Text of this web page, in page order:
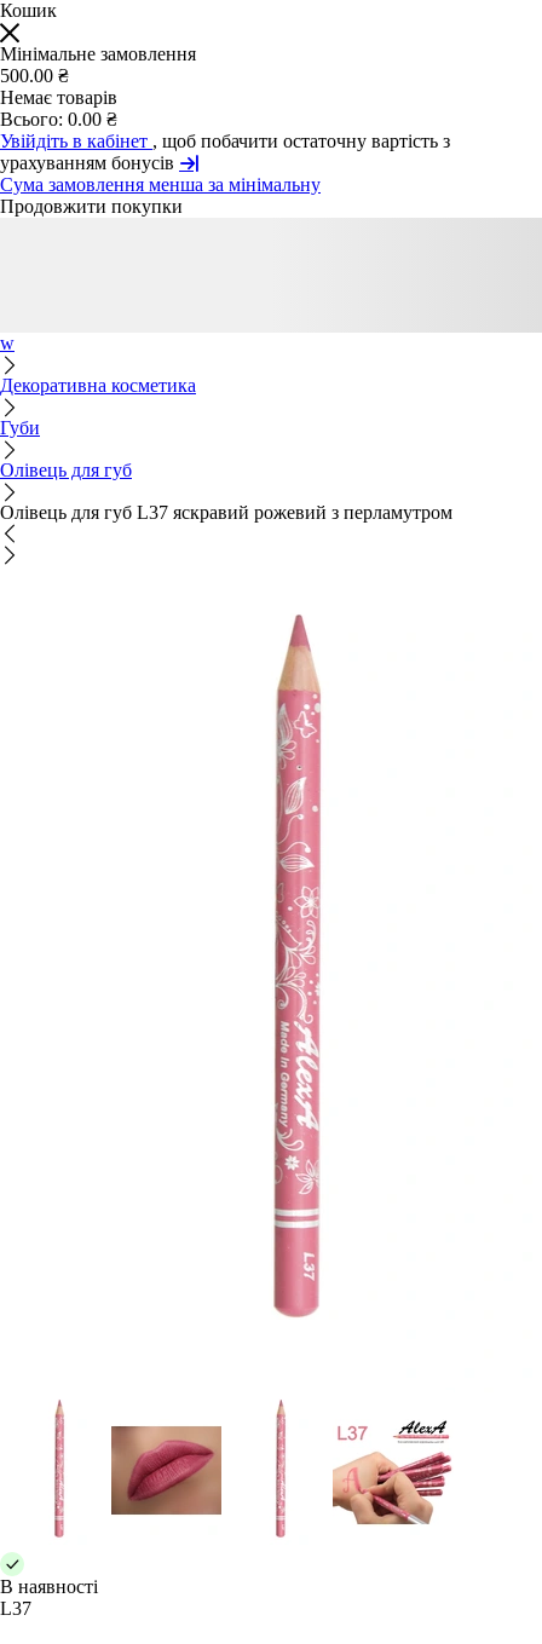
Кошик
Мінімальне замовлення
500.00 ₴
Немає товарів
Всього: 0.00 ₴
Увійдіть в кабінет , щоб побачити остаточну вартість з
урахуванням бонусів
Сума замовлення менша за мінімальну
Продовжити покупки
w
Декоративна косметика
Губи
Олівець для губ
Олівець для губ L37 яскравий рожевий з перламутром
В наявності
L37